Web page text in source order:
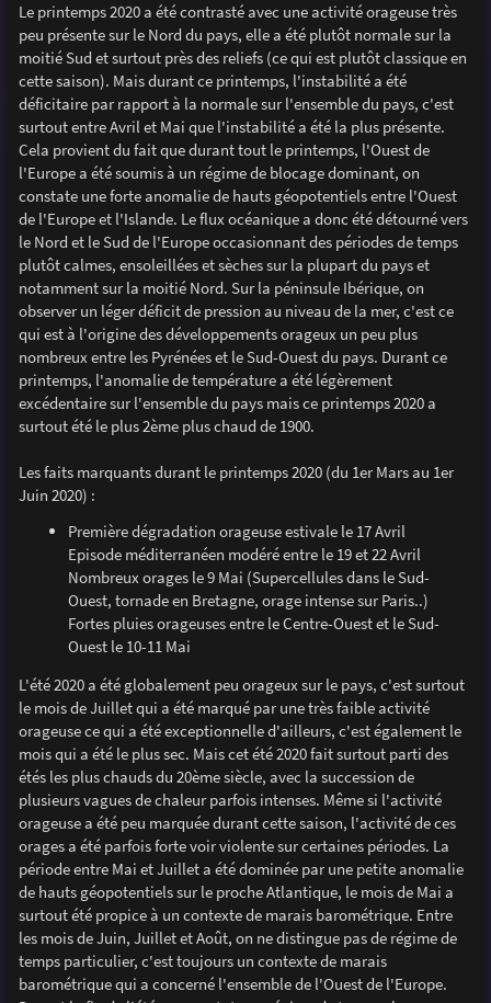
Le printemps 2020 a été contrasté avec une activité orageuse très
peu présente sur le Nord du pays, elle a été plutôt normale sur la
moitié Sud et surtout près des reliefs (ce qui est plutôt classique en
cette saison). Mais durant ce printemps, l'instabilité a été
déficitaire par rapport à la normale sur l'ensemble du pays, c'est
surtout entre Avril et Mai que l'instabilité a été la plus présente.
Cela provient du fait que durant tout le printemps, l'Ouest de
l'Europe a été soumis à un régime de blocage dominant, on
constate une forte anomalie de hauts géopotentiels entre l'Ouest
de l'Europe et l'Islande. Le flux océanique a donc été détourné vers
le Nord et le Sud de l'Europe occasionnant des périodes de temps
plutôt calmes, ensoleillées et sèches sur la plupart du pays et
notamment sur la moitié Nord. Sur la péninsule Ibérique, on
observer un léger déficit de pression au niveau de la mer, c'est ce
qui est à l'origine des développements orageux un peu plus
nombreux entre les Pyrénées et le Sud-Ouest du pays. Durant ce
printemps, l'anomalie de température a été légèrement
excédentaire sur l'ensemble du pays mais ce printemps 2020 a
surtout été le plus 2ème plus chaud de 1900.
Les faits marquants durant le printemps 2020 (du 1er Mars au 1er
Juin 2020) :
Première dégradation orageuse estivale le 17 Avril
Episode méditerranéen modéré entre le 19 et 22 Avril
Nombreux orages le 9 Mai (Supercellules dans le Sud-
Ouest, tornade en Bretagne, orage intense sur Paris..)
Fortes pluies orageuses entre le Centre-Ouest et le Sud-
Ouest le 10-11 Mai
L'été 2020 a été globalement peu orageux sur le pays, c'est surtout
le mois de Juillet qui a été marqué par une très faible activité
orageuse ce qui a été exceptionnelle d'ailleurs, c'est également le
mois qui a été le plus sec. Mais cet été 2020 fait surtout parti des
étés les plus chauds du 20ème siècle, avec la succession de
plusieurs vagues de chaleur parfois intenses. Même si l'activité
orageuse a été peu marquée durant cette saison, l'activité de ces
orages a été parfois forte voir violente sur certaines périodes. La
période entre Mai et Juillet a été dominée par une petite anomalie
de hauts géopotentiels sur le proche Atlantique, le mois de Mai a
surtout été propice à un contexte de marais barométrique. Entre
les mois de Juin, Juillet et Août, on ne distingue pas de régime de
temps particulier, c'est toujours un contexte de marais
barométrique qui a concerné l'ensemble de l'Ouest de l'Europe.